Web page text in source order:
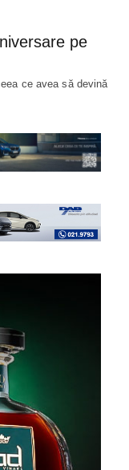
pe
ce avea să devină